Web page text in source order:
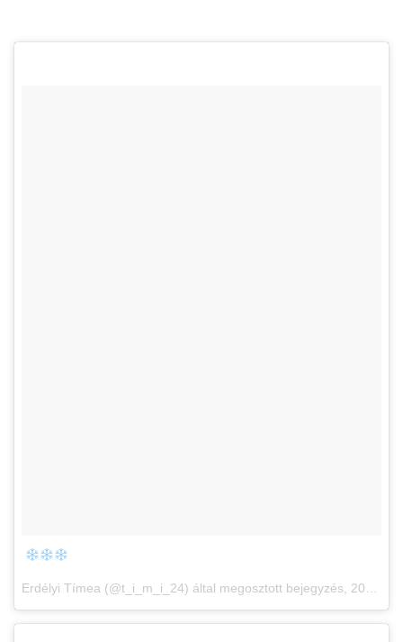
Erdélyi Tímea (@t_i_m_i_24) által megosztott bejegyzés, 2017. Dec 4., 08:46 PST